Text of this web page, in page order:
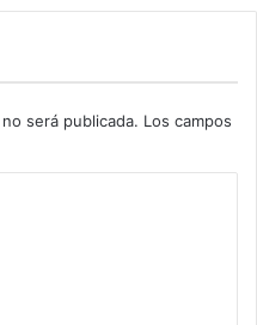
será publicada. Los campos